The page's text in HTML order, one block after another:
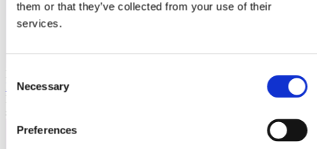
them or that they’ve collected from your use of their
services.
Consent
Selection
Necessary
Preferences
Laioutr
Emporix
Emporix ist eine composable, API-first Commerce-Plattform für
skalierbare B2B- und B2C-Szenarien.